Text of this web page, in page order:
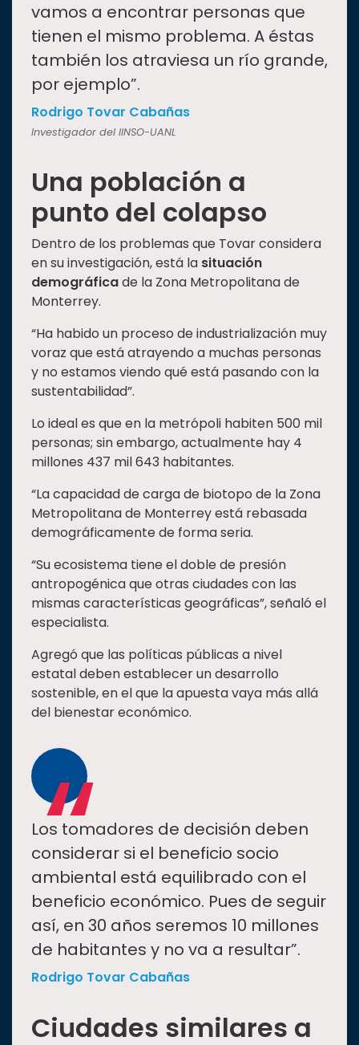
vamos a encontrar personas que
tienen el mismo problema. A éstas
también los atraviesa un río grande,
por ejemplo”.
Rodrigo Tovar Cabañas
Investigador del IINSO-UANL
Una población a
punto del colapso
Dentro de los problemas que Tovar considera
en su investigación, está la situación
demográficade la Zona Metropolitana de
Monterrey.
“Ha habido un proceso de industrialización muy
voraz que está atrayendo a muchas personas
y no estamos viendo qué está pasando con la
sustentabilidad”.
Lo ideal es que en la metrópoli habiten 500 mil
personas; sin embargo, actualmente hay 4
millones 437 mil 643 habitantes.
“La capacidad de carga de biotopo de la Zona
Metropolitana de Monterrey está rebasada
demográficamente de forma seria.
“Su ecosistema tiene el doble de presión
antropogénica que otras ciudades con las
mismas características geográficas”, señaló el
especialista.
Agregó que las políticas públicas a nivel
estatal deben establecer un desarrollo
sostenible, en el que la apuesta vaya más allá
del bienestar económico.
“
Los tomadores de decisión deben
considerar si el beneficio socio
ambiental está equilibrado con el
beneficio económico. Pues de seguir
así, en 30 años seremos 10 millones
de habitantes y no va a resultar”.
Rodrigo Tovar Cabañas
Ciudades similares a